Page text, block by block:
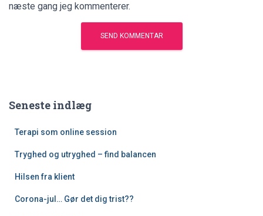
næste gang jeg kommenterer.
Seneste indlæg
Terapi som online session
Tryghed og utryghed – find balancen
Hilsen fra klient
Corona-jul… Gør det dig trist??